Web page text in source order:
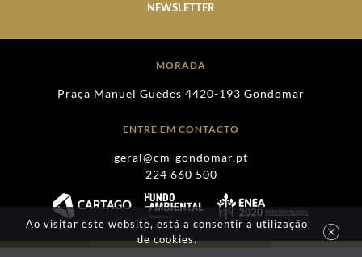
Ao visitar este website, está a consentir a utilização
de cookies.
NEWSLETTER
MORADA
Praça Manuel Guedes 4420-193 Gondomar
ENTRE EM CONTACTO
geral@cm-gondomar.pt
224 660 500